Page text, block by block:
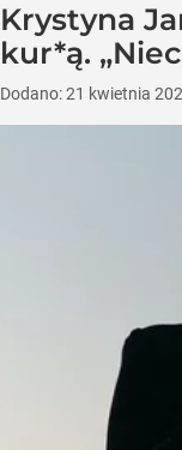
Krystyna
kur*ą.
Dodano:21 kwietnia